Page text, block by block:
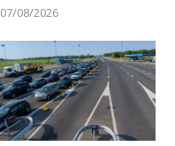
Posted
07/08/2026